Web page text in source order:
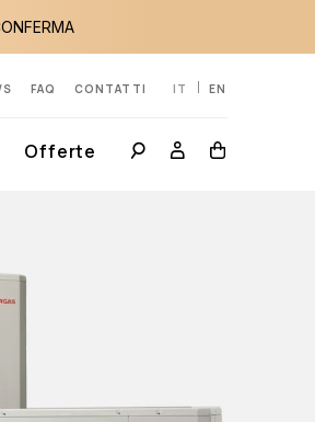
FAQ CONTATTI IT EN
Offerte